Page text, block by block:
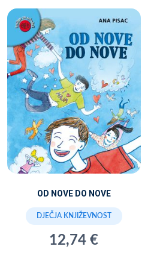
OD NOVE DO NOVE
DJEČJA KNJIŽEVNOST
12,74 €